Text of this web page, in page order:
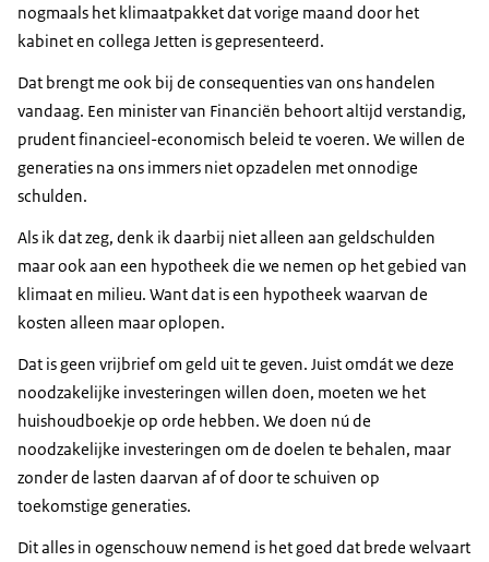
nogmaals het klimaatpakket dat vorige maand door het
kabinet en collega Jetten is gepresenteerd.
Dat brengt me ook bij de consequenties van ons handelen
vandaag. Een minister van Financiën behoort altijd verstandig,
prudent financieel-economisch beleid te voeren. We willen de
generaties na ons immers niet opzadelen met onnodige
schulden.
Als ik dat zeg, denk ik daarbij niet alleen aan geldschulden
maar ook aan een hypotheek die we nemen op het gebied van
klimaat en milieu. Want dat is een hypotheek waarvan de
kosten alleen maar oplopen.
Dat is geen vrijbrief om geld uit te geven. Juist omdát we deze
noodzakelijke investeringen willen doen, moeten we het
huishoudboekje op orde hebben. We doen nú de
noodzakelijke investeringen om de doelen te behalen, maar
zonder de lasten daarvan af of door te schuiven op
toekomstige generaties.
Dit alles in ogenschouw nemend is het goed dat brede welvaart